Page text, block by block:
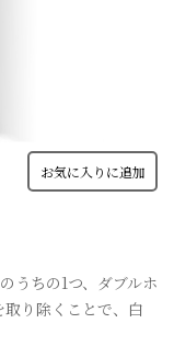
お気に入りに追加
うちの1つ、ダブルホ
り除くことで、白